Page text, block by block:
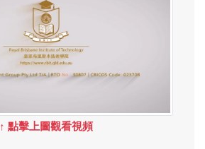
↑ 點擊上圖觀看視頻